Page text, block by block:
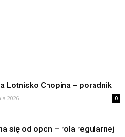
Lotnisko Chopina – poradnik
2026 0
się od opon – rola regularnej